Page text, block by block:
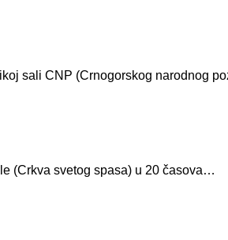
sali CNP (Crnogorskog narodnog
(Crkva svetog spasa) u 20 časova…